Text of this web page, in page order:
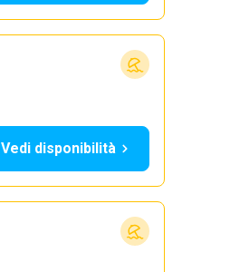
Vedi disponibilità